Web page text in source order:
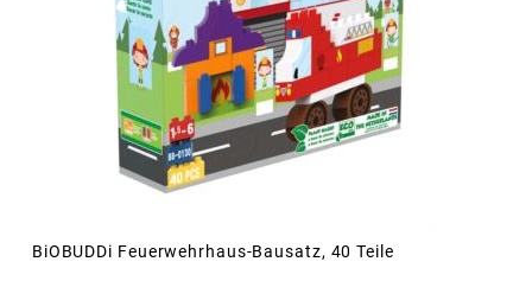
BiOBUDDi Feuerwehrhaus-Bausatz, 40 Teile